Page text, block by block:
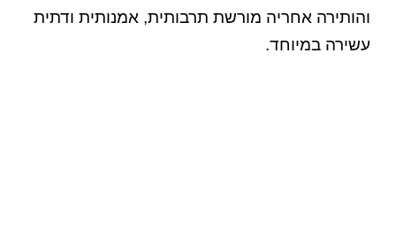
והותירה אחריה מורשת תרבותית, אמנותית ודתית
עשירה במיוחד.